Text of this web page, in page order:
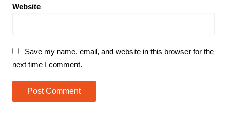
Website
Save my name, email, and website in this browser for the
next time I comment.